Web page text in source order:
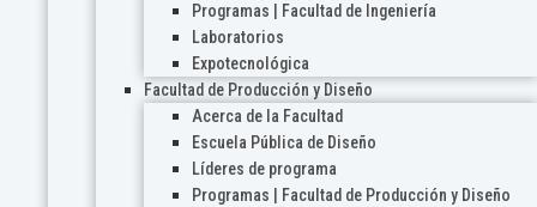
Programas | Facultad de Ingeniería
Laboratorios
Expotecnológica
Facultad de Producción y Diseño
Acerca de la Facultad
Escuela Pública de Diseño
Líderes de programa
Programas | Facultad de Producción y Diseño